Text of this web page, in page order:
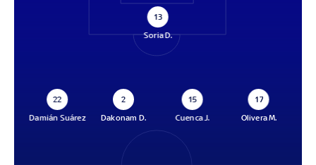
13
Soria D.
22
Damián Suárez
2
Dakonam D.
15
Cuenca J.
17
Olivera M.